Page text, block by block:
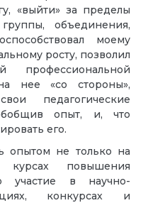
«выйти» за пределы
объединения,
моему
росту, позволил
профессиональной
нее «со стороны»,
педагогические
опыт, и, что
его.
опытом не только на
повышения
участие в научно-
конкурсах и